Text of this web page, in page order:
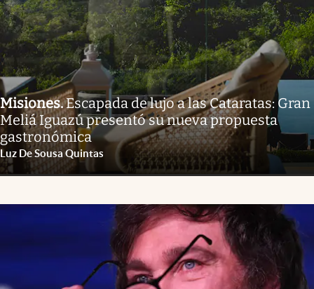
Misiones.Escapada de lujo a las Cataratas: Gran
Meliá Iguazú presentó su nueva propuesta
gastronómica
Luz De Sousa Quintas